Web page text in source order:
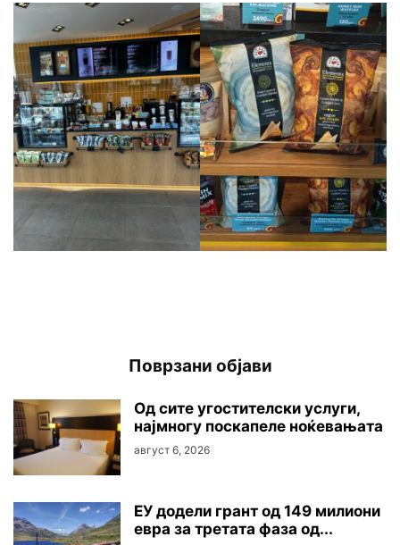
Поврзани објави
Oд сите угостителски услуги,
најмногу поскапеле ноќевањата
август 6, 2026
ЕУ додели грант од 149 милиони
евра за третата фаза од...